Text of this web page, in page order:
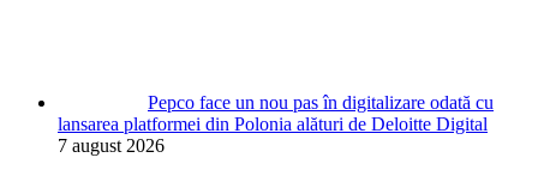
Pepco face un nou pas în digitalizare odată cu
lansarea platformei din Polonia alături de Deloitte Digital
7 august 2026